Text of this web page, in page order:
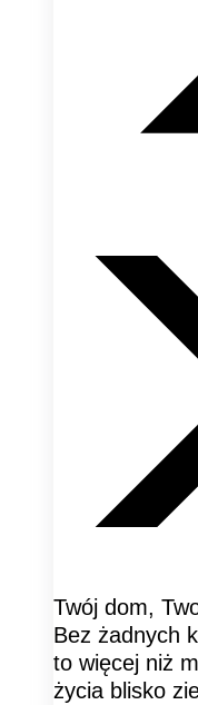
Twój dom,
Bez żadnych
to więcej niż
życia blisko